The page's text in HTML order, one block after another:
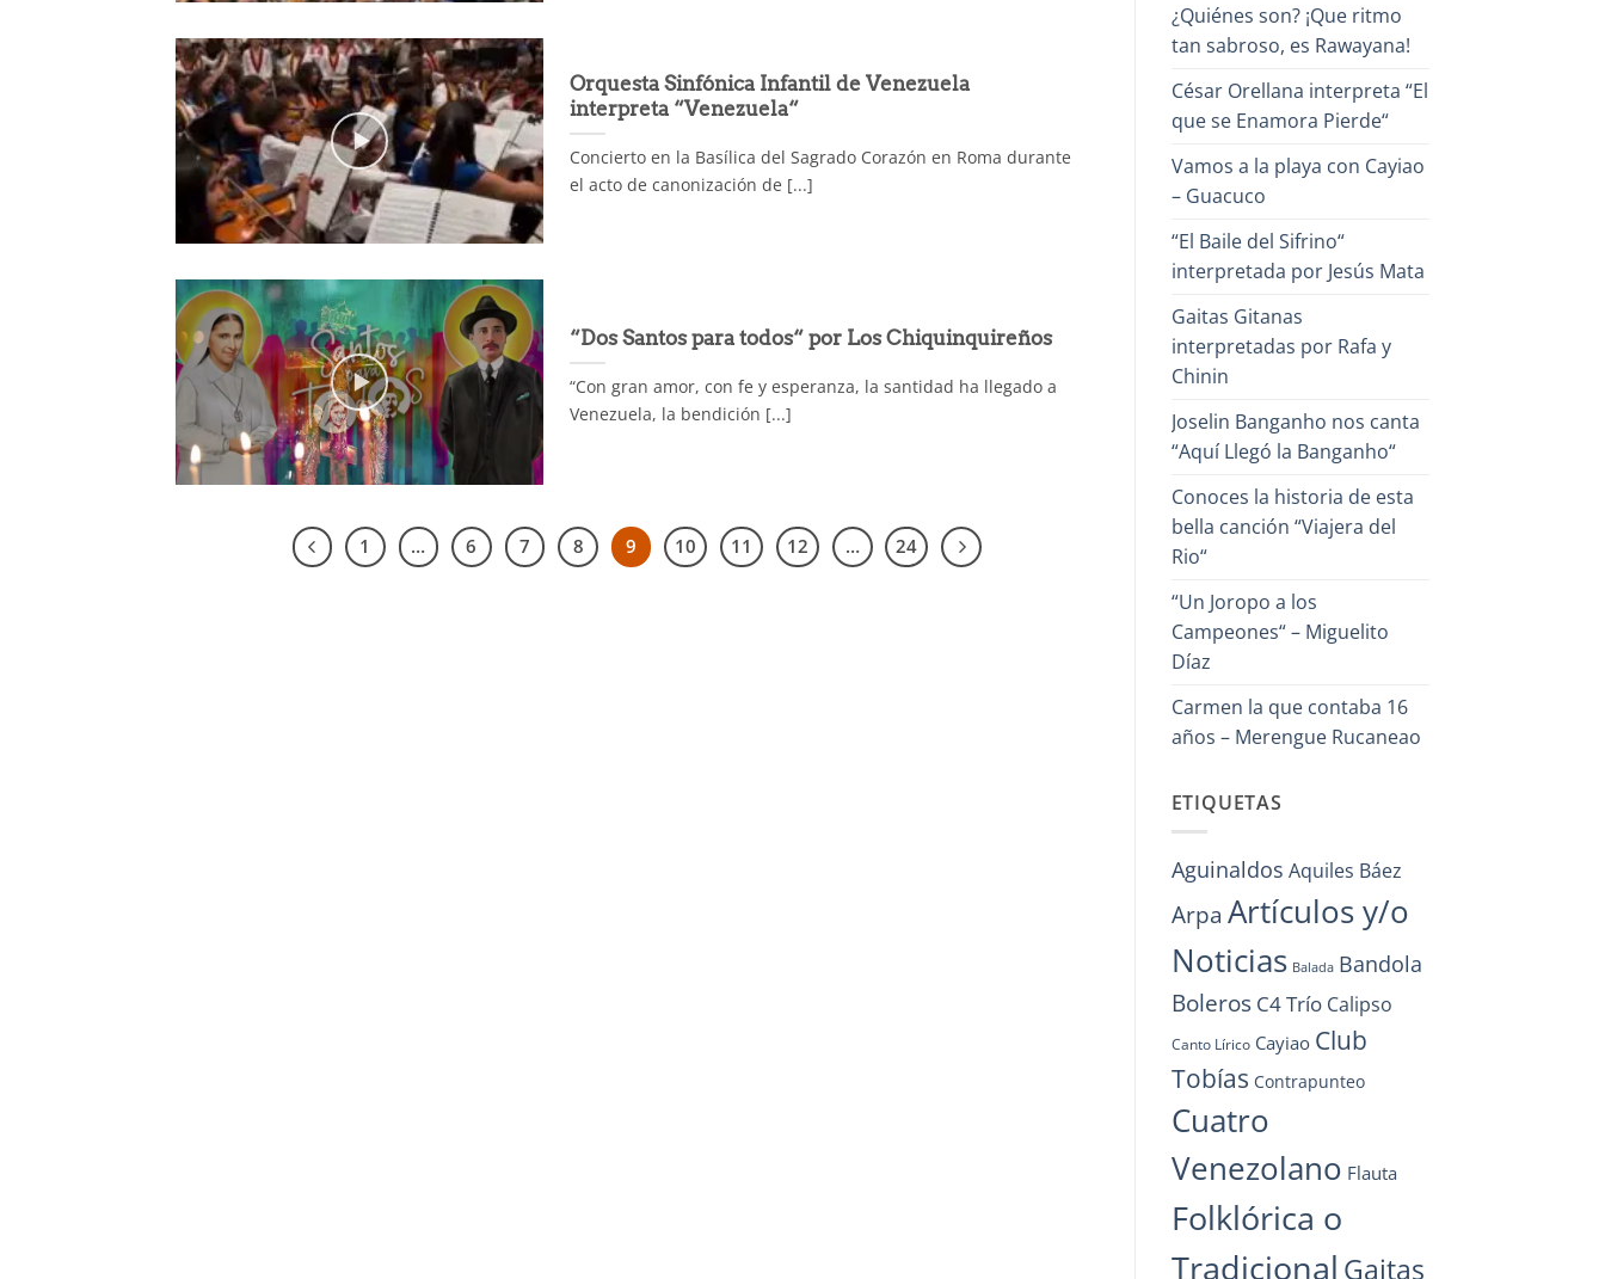
Orquesta Sinfónica Infantil de Venezuela
interpreta “Venezuela“
Concierto en la Basílica del Sagrado Corazón en Roma durante
el acto de canonización de [...]
“Dos Santos para todos“ por Los Chiquinquireños
“Con gran amor, con fe y esperanza, la santidad ha llegado a
Venezuela, la bendición [...]
1 … 6 7 8 9 10 11 12 … 24
¿Quiénes son? ¡Que ritmo
tan sabroso, es Rawayana!
César Orellana interpreta “El
que se Enamora Pierde“
Vamos a la playa con Cayiao
– Guacuco
“El Baile del Sifrino“
interpretada por Jesús Mata
Gaitas Gitanas
interpretadas por Rafa y
Chinin
Joselin Banganho nos canta
“Aquí Llegó la Banganho“
Conoces la historia de esta
bella canción “Viajera del
Rio“
“Un Joropo a los
Campeones“ – Miguelito
Díaz
Carmen la que contaba 16
años – Merengue Rucaneao
ETIQUETAS
Aguinaldos Aquiles Báez
Arpa Artículos y/o
Noticias Balada Bandola
Boleros C4 Trío Calipso
Canto Lírico Cayiao Club
Tobías Contrapunteo
Cuatro
Venezolano Flauta
Folklórica o
Tradicional Gaitas